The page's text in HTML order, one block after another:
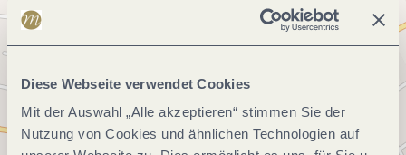
Diese Webseite verwendet Cookies
Mit der Auswahl „Alle akzeptieren“ stimmen Sie der
Nutzung von Cookies und ähnlichen Technologien auf